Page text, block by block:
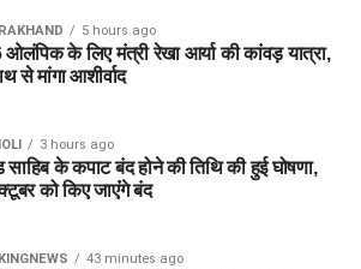
5 hours ago
के लिए मंत्री रेखा आर्या की कांवड़ यात्रा,
से मांगा आशीर्वाद
3 hours ago
के कपाट बंद होने की तिथि की हुई घोषणा,
को किए जाएंंगे बंद
43 minutes ago